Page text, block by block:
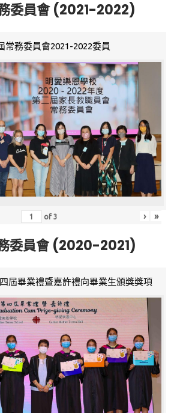
委員會 (2021-2022)
常務委員會2021-2022委員
of3 › »
委員會 (2020-2021)
屆畢業禮暨嘉許禮向畢業生頒獎獎項